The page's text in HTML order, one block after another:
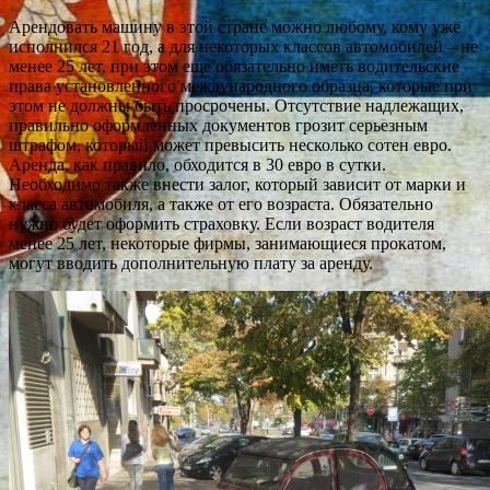
Арендовать машину в этой стране можно любому, кому уже
исполнился 21 год, а для некоторых классов автомобилей – не
менее 25 лет, при этом еще обязательно иметь водительские
права установленного международного образца, которые при
этом не должны быть просрочены. Отсутствие надлежащих,
правильно оформленных документов грозит серьезным
штрафом, который может превысить несколько сотен евро.
Аренда, как правило, обходится в 30 евро в сутки.
Необходимо также внести залог, который зависит от марки и
класса автомобиля, а также от его возраста. Обязательно
нужно будет оформить страховку. Если возраст водителя
менее 25 лет, некоторые фирмы, занимающиеся прокатом,
могут вводить дополнительную плату за аренду.